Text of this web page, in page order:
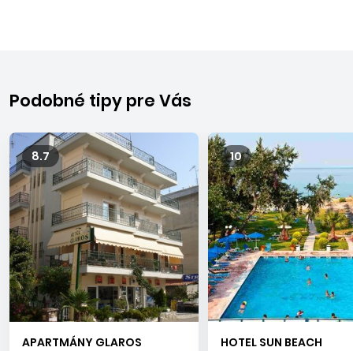
Podobné tipy pre Vás
8.7
APARTMÁNY GLAROS
10
HOTEL SUN BEACH